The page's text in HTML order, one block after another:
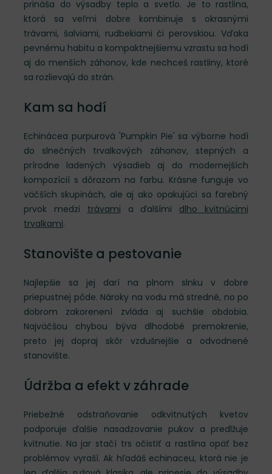
prináša do výsadby teplo a svetlo. Je to rastlina,
ktorá sa veľmi dobre kombinuje s okrasnými
trávami, šalviami, rudbekiami či perovskiou. Vďaka
pevnému habitu a kompaktnejšiemu vzrastu sa hodí
aj do menších záhonov, kde nechceš rastliny, ktoré
sa rozlievajú do strán.
Kam sa hodí
Echinácea purpurová 'Pumpkin Pie' sa výborne hodí
do slnečných trvalkových záhonov, stepných a
prírodne ladených výsadieb aj do modernejších
kompozícií s dôrazom na farbu. Krásne funguje vo
väčších skupinách, ale aj ako opakujúci sa farebný
prvok medzi trávami a ďalšími dlho kvitnúcimi
trvalkami.
Stanovište a pestovanie
Najlepšie sa jej darí na plnom slnku v dobre
priepustnej pôde. Nároky na vodu má stredné, no po
dobrom zakorenení zvláda aj suchšie obdobia.
Najväčšou chybou býva dlhodobé premokrenie,
preto jej dopraj skôr vzdušnejšie a odvodnené
stanovište.
Údržba a efekt v záhrade
Priebežné odstraňovanie odkvitnutých kvetov
podporuje ďalšie nasadzovanie pukov a predlžuje
kvitnutie. Na jar stačí trs očistiť a rastlina opäť bez
problémov vyraší. Ak hľadáš echinaceu, ktorá nie je